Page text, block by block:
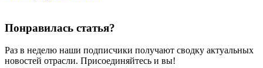
Понравилась статья?
Раз в неделю наши подписчики получают сводку актуальных
новостей отрасли. Присоединяйтесь и вы!